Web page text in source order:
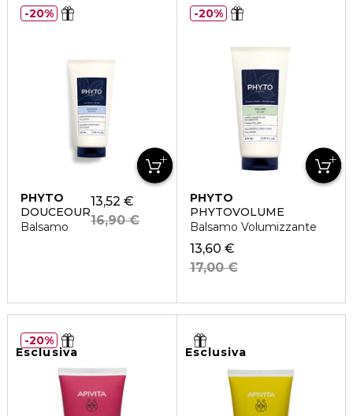
PHYTO
DOUCEOUR
Balsamo
13,52 €
16,90 €
20%
PHYTO
PHYTOVOLUME
Balsamo Volumizzante
13,60 €
17,00 €
20%
Esclusiva
20%
Esclusiva